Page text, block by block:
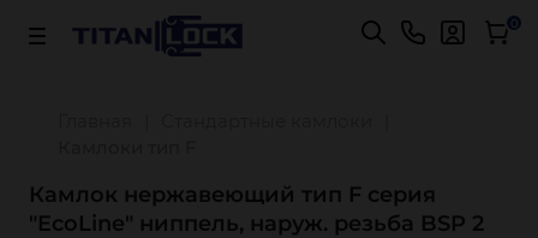
Важно! Для оплаты заказов Подробнее 0
Камлок нержавеющий тип F серия
"EcoLine" ниппель, наруж. резьба BSP 2